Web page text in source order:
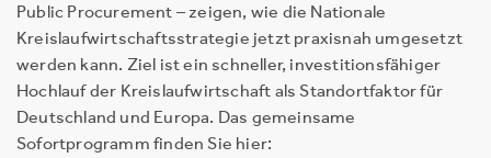
Public Procurement – zeigen, wie die Nationale
Kreislaufwirtschaftsstrategie jetzt praxisnah umgesetzt
werden kann. Ziel ist ein schneller, investitionsfähiger
Hochlauf der Kreislaufwirtschaft als Standortfaktor für
Deutschland und Europa. Das gemeinsame
Sofortprogramm finden Sie hier: